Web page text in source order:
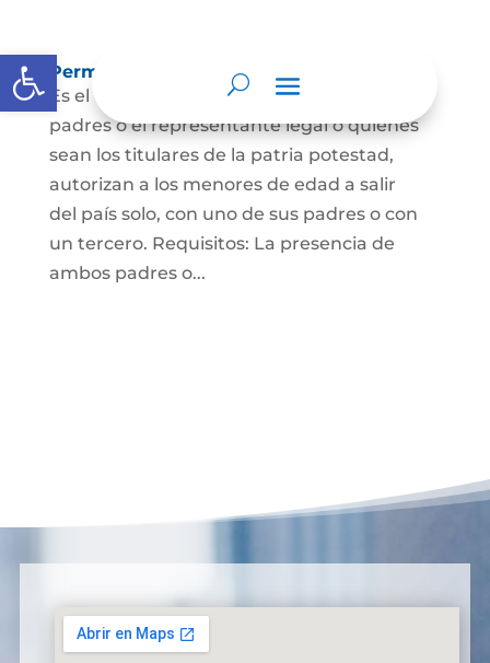
Abrir barra de herramientas
Permisos de salida de país temporal
Es el documento mediante el cual los
padres o el representante legal o quienes
sean los titulares de la patria potestad,
autorizan a los menores de edad a salir
del país solo, con uno de sus padres o con
un tercero. Requisitos: La presencia de
ambos padres o...